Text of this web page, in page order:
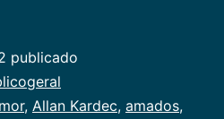
publicado
, Allan Kardec, amados,